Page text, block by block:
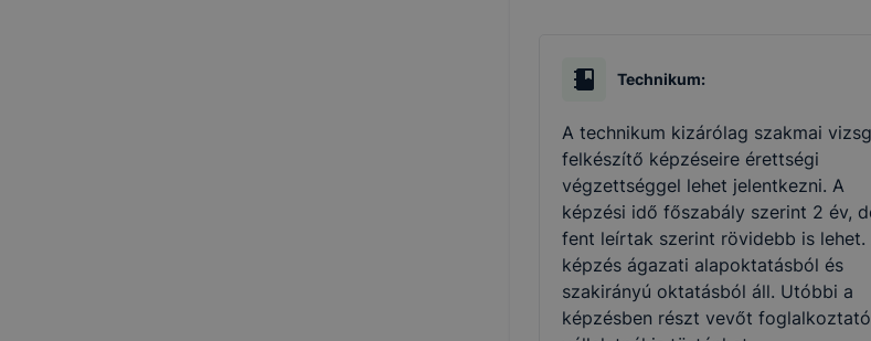
Technikum:
A technikum kizárólag szakmai
felkészítő képzéseire érettségi
végzettséggel lehet jelentkezni. A
képzési idő főszabály szerint 2 év,
fent leírtak szerint rövidebb is lehet.
képzés ágazati alapoktatásból és
szakirányú oktatásból áll. Utóbbi a
képzésben részt vevőt foglalkoztató